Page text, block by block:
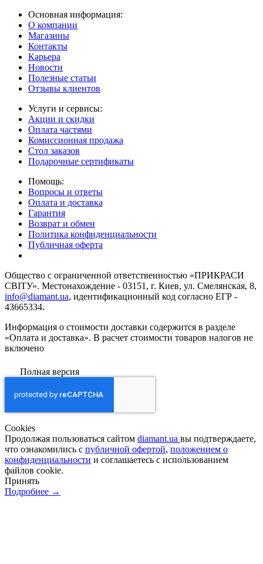
Основная информация:
О компании
Магазины
Контакты
Карьера
Новости
Полезные статьи
Отзывы клиентов
Услуги и сервисы:
Акции и скидки
Оплата частями
Комиссионная продажа
Стол заказов
Подарочные сертификаты
Помощь:
Вопросы и ответы
Оплата и доставка
Гарантия
Возврат и обмен
Политика конфиденциальности
Публичная оферта
Общество с ограниченной ответственностью «ПРИКРАСИ
СВІТУ». Местонахождение - 03151, г. Киев, ул. Смелянская, 8,
info@diamant.ua, идентификационный код согласно ЕГР -
43665334.
Информация о стоимости доставки содержится в разделе
«Оплата и доставка». В расчет стоимости товаров налогов не
включено
Полная версия
Сookies
Продолжая пользоваться сайтом diamant.ua вы подтверждаете,
что ознакомились с публичной офертой, положением о
конфиденциальности и соглашаетесь с использованием
файлов cookie.
Принять
Подробнее →